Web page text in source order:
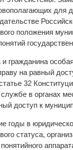
для
положения
гражданина
на равный
32
в органах
доступ к
годы в
статуса,